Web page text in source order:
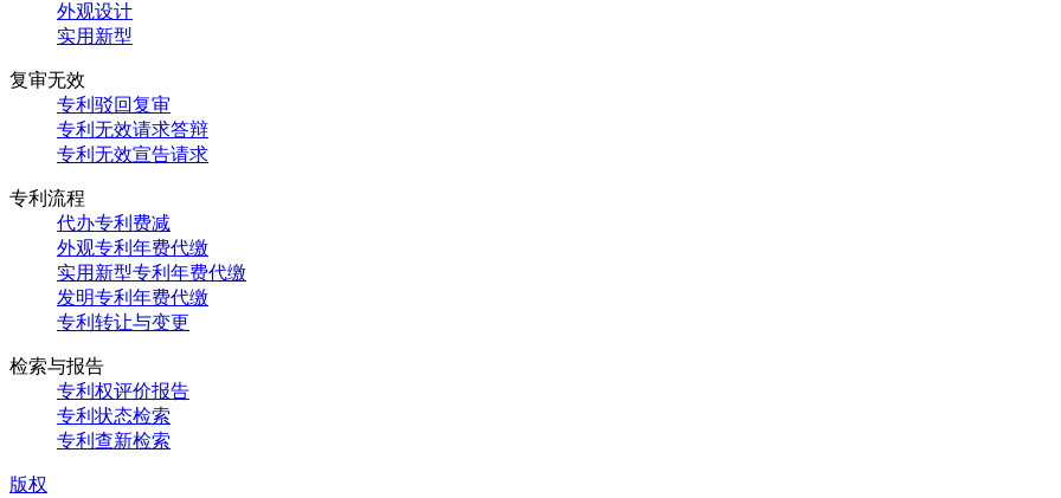
外观设计
实用新型
复审无效
专利驳回复审
专利无效请求答辩
专利无效宣告请求
专利流程
代办专利费减
外观专利年费代缴
实用新型专利年费代缴
发明专利年费代缴
专利转让与变更
检索与报告
专利权评价报告
专利状态检索
专利查新检索
版权